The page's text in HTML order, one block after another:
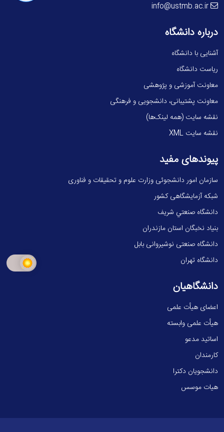
info@ustmb.ac.ir
درباره دانشگاه
آشنایی با دانشگاه
ریاست دانشگاه
معاونت آموزشی و پژوهشی
معاونت پشتیبانی، دانشجویی و فرهنگی
نقشه سایت (همه لینک‌ها)
نقشه سایت XML
پیوندهای مفید
سازمان امور دانشجوئی وزارت علوم و تحقیقات و فناوری
شبکه آزمایشگاهی کشور
دانشگاه صنعتي شريف
بنیاد نخبگان استان مازندران
دانشگاه صنعتی نوشیروانی بابل
دانشگاه تهران
دانشگاهیان
اعضای هیأت علمی
هیأت علمی وابسته
اساتید مدعو
کارمندان
دانشجویان دکترا
هیات موسس